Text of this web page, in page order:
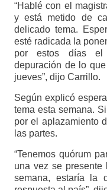
“Hablé con el
y está metido de
delicado tema.
esté radicada la
por estos días el
depuración de lo
jueves”, dijo Carrillo.
Según explicó
tema esta semana.
por el aplazamiento
las partes.
“Tenemos quórum
una vez se presente
semana, estaría la